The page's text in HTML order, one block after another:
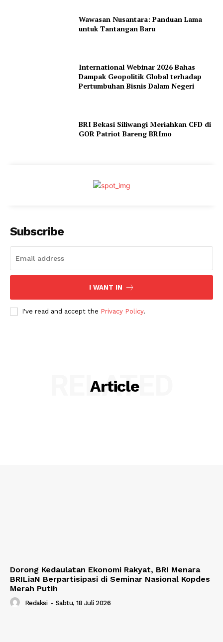
Wawasan Nusantara: Panduan Lama
untuk Tantangan Baru
International Webinar 2026 Bahas
Dampak Geopolitik Global terhadap
Pertumbuhan Bisnis Dalam Negeri
BRI Bekasi Siliwangi Meriahkan CFD di
GOR Patriot Bareng BRImo
Subscribe
I WANT IN
I've read and accept the Privacy Policy.
Article
RELATED
Dorong Kedaulatan Ekonomi Rakyat, BRI Menara
BRILiaN Berpartisipasi di Seminar Nasional Kopdes
Merah Putih
Redaksi - Sabtu, 18 Juli 2026